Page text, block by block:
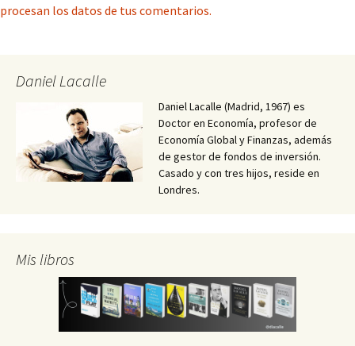
procesan los datos de tus comentarios.
Daniel Lacalle
Daniel Lacalle (Madrid, 1967) es
Doctor en Economía, profesor de
Economía Global y Finanzas, además
de gestor de fondos de inversión.
Casado y con tres hijos, reside en
Londres.
Mis libros